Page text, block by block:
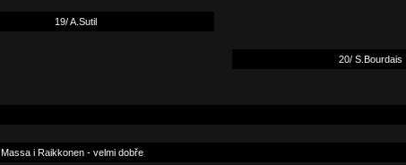
19/ A.Sutil
20/ S.Bourdais
Massa i Raikkonen - velmi dobře